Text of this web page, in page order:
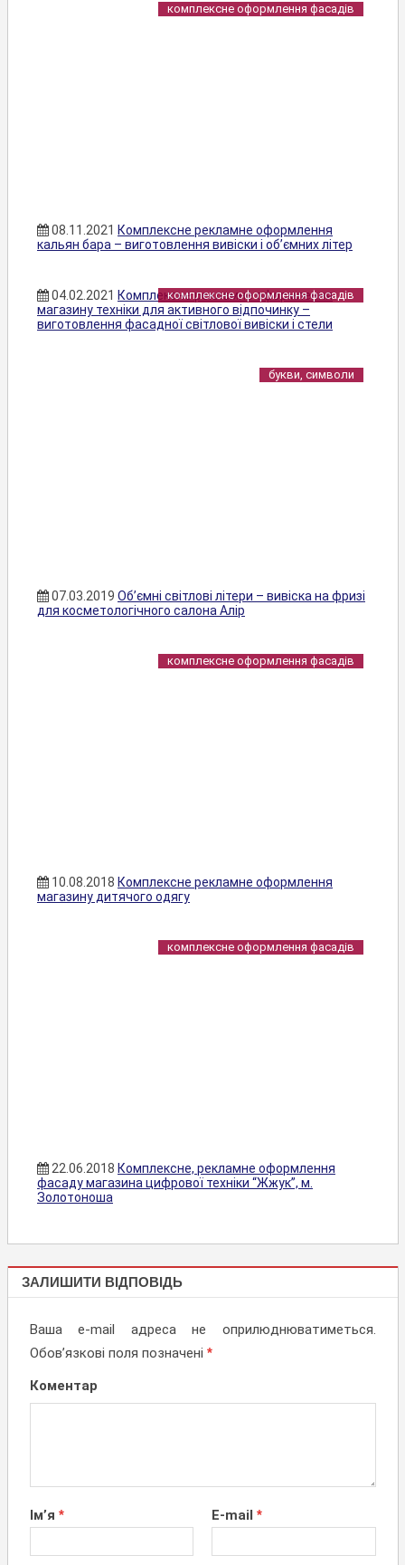
комплексне оформлення фасадів
08.11.2021 Комплексне рекламне оформлення
кальян бара – виготовлення вивіски і об’ємних літер
комплексне оформлення фасадів
04.02.2021 Комплексне рекламне оформлення
магазину техніки для активного відпочинку –
виготовлення фасадної світлової вивіски і стели
букви, символи
07.03.2019 Об’ємні світлові літери – вивіска на фризі
для косметологічного салона Алір
комплексне оформлення фасадів
10.08.2018 Комплексне рекламне оформлення
магазину дитячого одягу
комплексне оформлення фасадів
22.06.2018 Комплексне, рекламне оформлення
фасаду магазина цифрової техніки “Жжук”, м.
Золотоноша
КОМПЛЕКСНЕ
ОФОРМЛЕННЯ
ЗАЛИШИТИ ВІДПОВІДЬ
Ваша e-mail адреса не оприлюднюватиметься.
Обов’язкові поля позначені *
Коментар
Ім’я * E-mail *